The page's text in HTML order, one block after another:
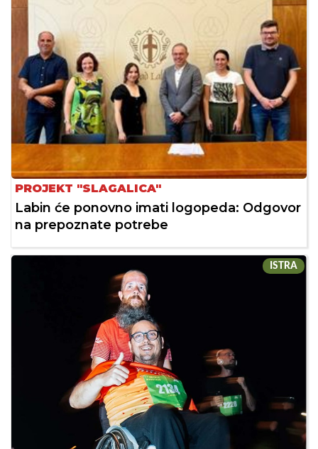
PROJEKT "SLAGALICA"
Labin će ponovno imati logopeda: Odgovor
na prepoznate potrebe
ISTRA